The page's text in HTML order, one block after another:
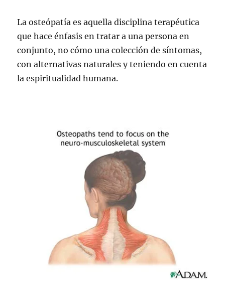
La osteópatía es aquella disciplina terapéutica
que hace énfasis en tratar a una persona en
conjunto, no cómo una colección de síntomas,
con alternativas naturales y teniendo en cuenta
la espiritualidad humana.